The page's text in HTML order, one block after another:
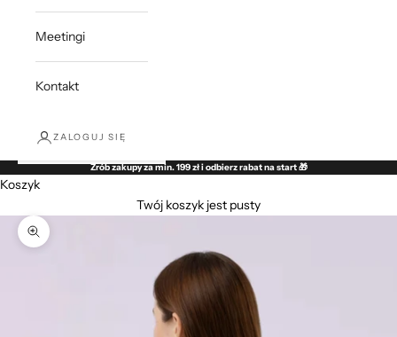
Meetingi
Kontakt
ZALOGUJ SIĘ
Zrób zakupy za min. 199 zł i odbierz rabat na start 🎁
Koszyk
Twój koszyk jest pusty
Przybliż